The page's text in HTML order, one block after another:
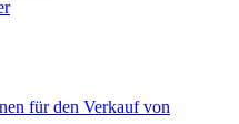
für den Verkauf von